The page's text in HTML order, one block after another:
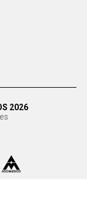
2026